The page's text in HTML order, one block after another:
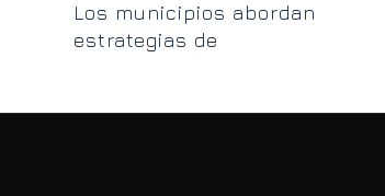
Los municipios abordan
estrategias de